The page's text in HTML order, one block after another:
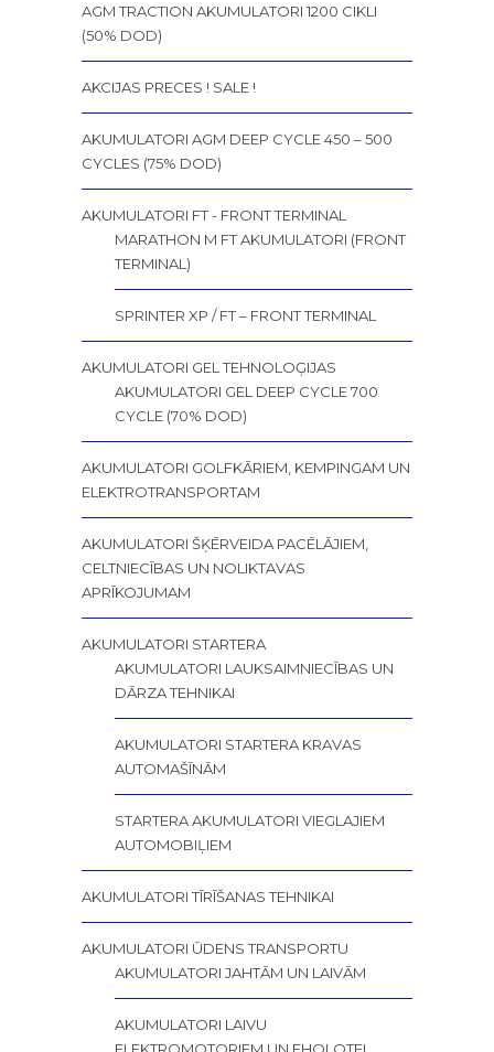
AGM TRACTION AKUMULATORI 1200 CIKLI
(50% DOD)
AKCIJAS PRECES ! SALE !
AKUMULATORI AGM DEEP CYCLE 450 – 500
CYCLES (75% DOD)
AKUMULATORI FT - FRONT TERMINAL
MARATHON M FT AKUMULATORI (FRONT
TERMINAL)
SPRINTER XP / FT – FRONT TERMINAL
AKUMULATORI GEL TEHNOLOĢIJAS
AKUMULATORI GEL DEEP CYCLE 700
CYCLE (70% DOD)
AKUMULATORI GOLFKĀRIEM, KEMPINGAM UN
ELEKTROTRANSPORTAM
AKUMULATORI ŠĶĒRVEIDA PACĒLĀJIEM,
CELTNIECĪBAS UN NOLIKTAVAS
APRĪKOJUMAM
AKUMULATORI STARTERA
AKUMULATORI LAUKSAIMNIECĪBAS UN
DĀRZA TEHNIKAI
AKUMULATORI STARTERA KRAVAS
AUTOMAŠĪNĀM
STARTERA AKUMULATORI VIEGLAJIEM
AUTOMOBIĻIEM
AKUMULATORI TĪRĪŠANAS TEHNIKAI
AKUMULATORI ŪDENS TRANSPORTU
AKUMULATORI JAHTĀM UN LAIVĀM
AKUMULATORI LAIVU